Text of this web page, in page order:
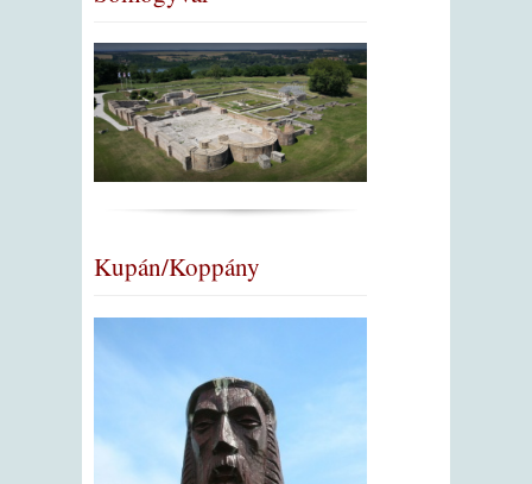
Kupán/Koppány